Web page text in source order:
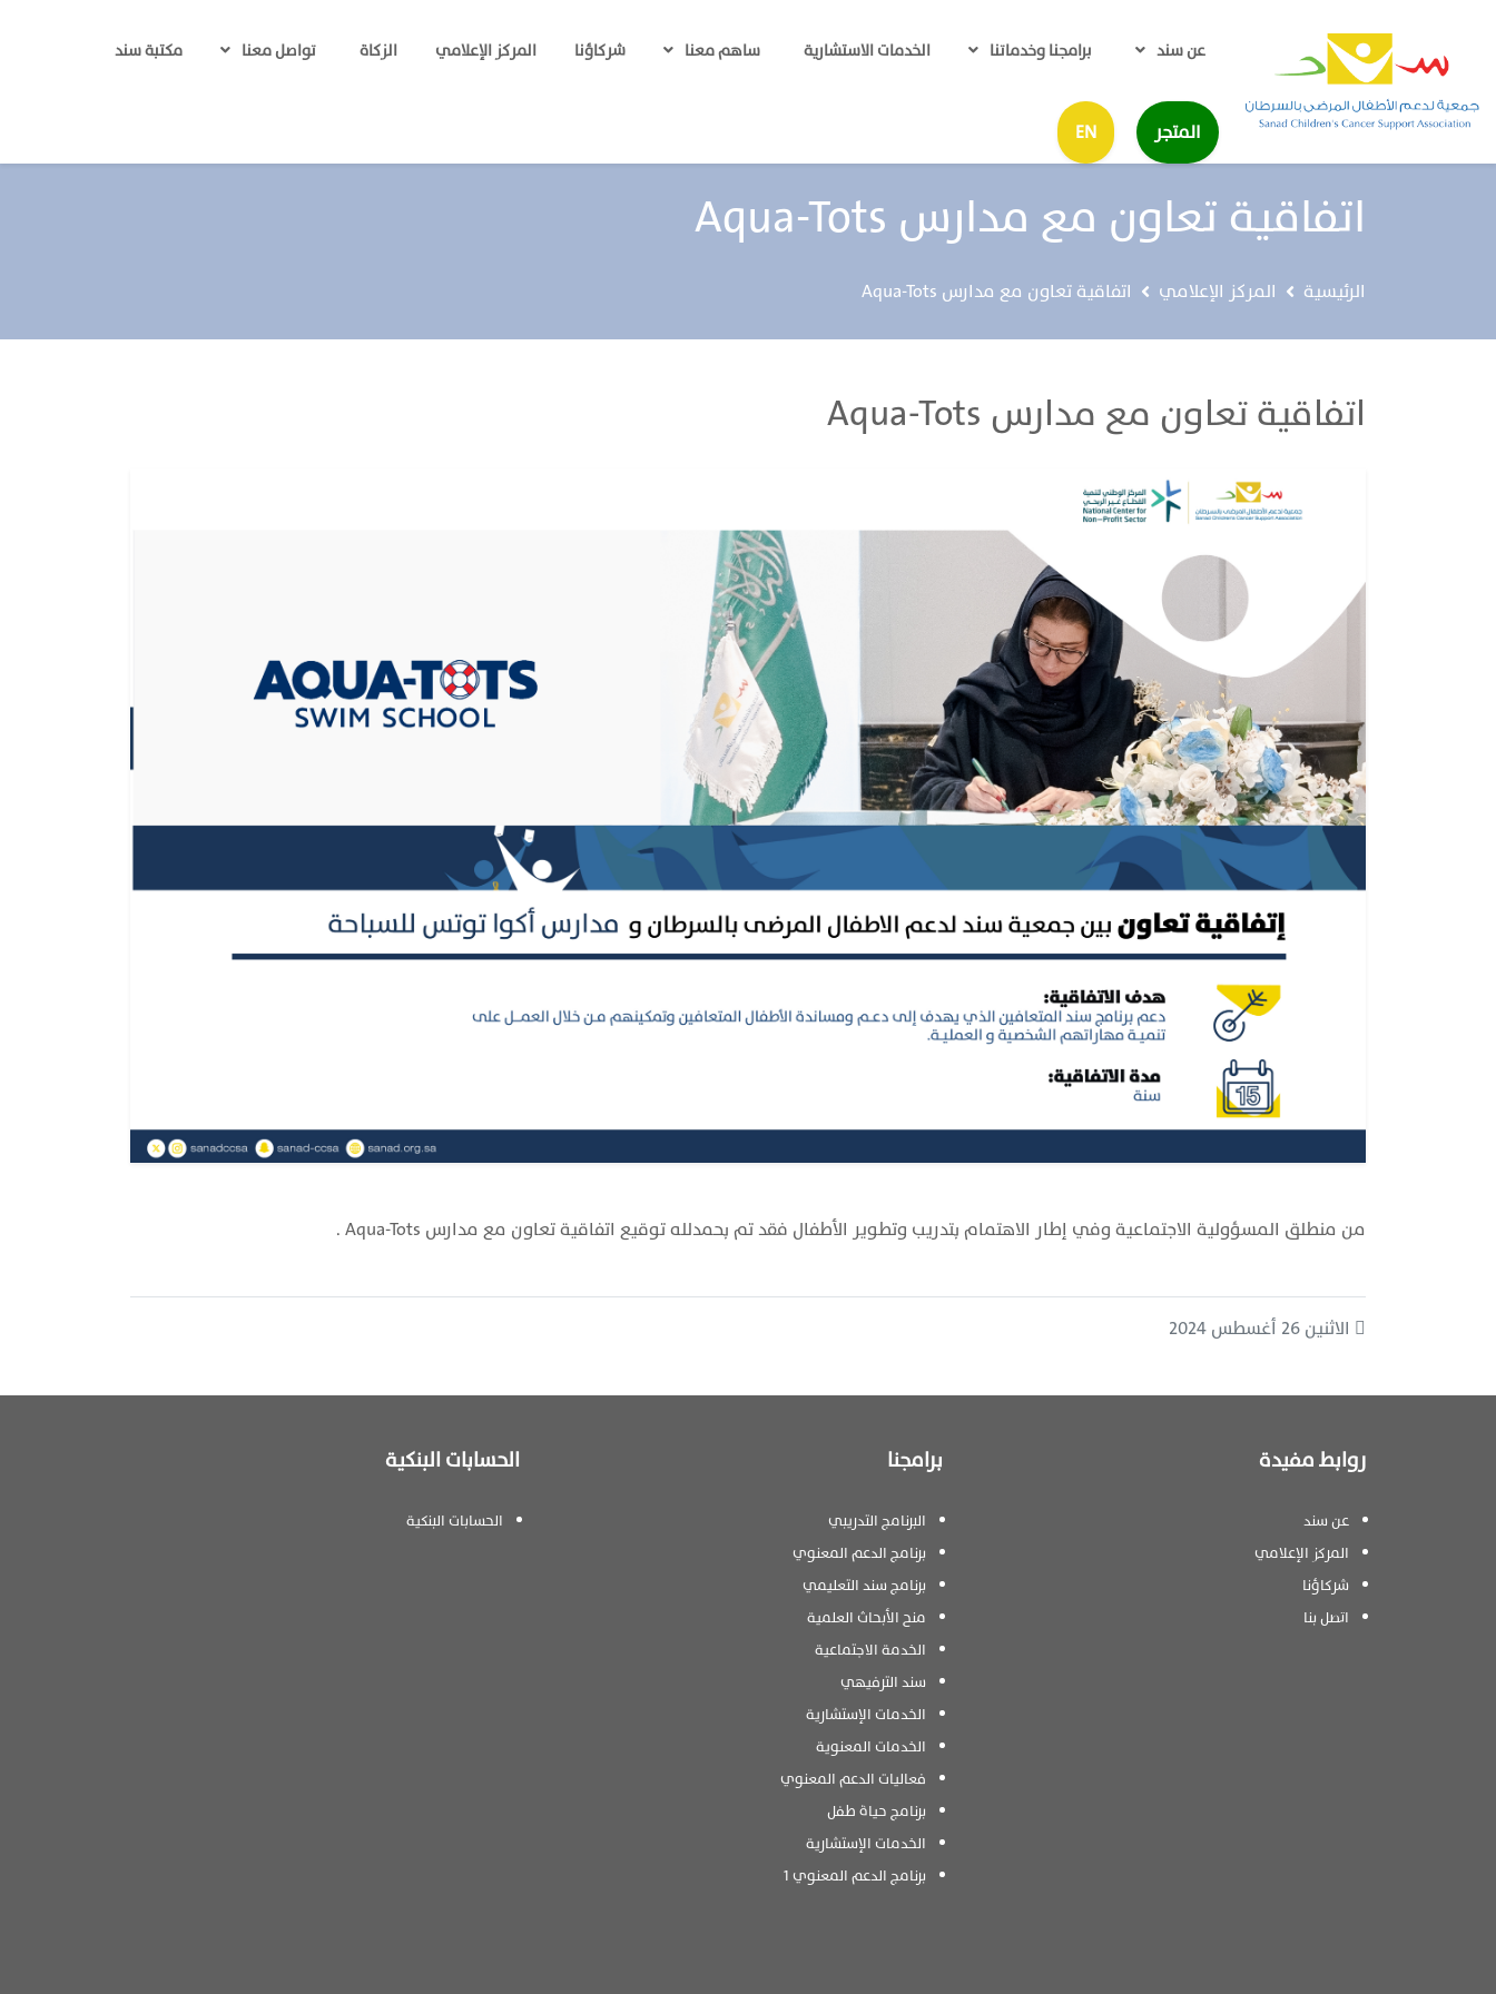
عن سند برامجنا وخدماتنا الخدمات الاستشارية ساهم معنا شركاؤنا المركز الإعلامي الزكاة تواصل معنا مكتبة سند
المتجر EN
اتفاقية تعاون مع مدارس Aqua-Tots
الرئيسية المركز الإعلامي اتفاقية تعاون مع مدارس Aqua-Tots
اتفاقية تعاون مع مدارس Aqua-Tots
من منطلق المسؤولية الاجتماعية وفي إطار الاهتمام بتدريب وتطوير الأطفال فقد تم بحمدلله توقيع اتفاقية تعاون مع مدارس Aqua-Tots .
الاثنين 26 أغسطس 2024
روابط مفيدة
عن سند
المركز الإعلامي
شركاؤنا
اتصل بنا
برامجنا
البرنامج التدريبي
برنامج الدعم المعنوي
برنامج سند التعليمي
منح الأبحاث العلمية
الخدمة الاجتماعية
سند الترفيهي
الخدمات الإستشارية
الخدمات المعنوية
فعاليات الدعم المعنوي
برنامج حياة طفل
الخدمات الإستشارية
برنامج الدعم المعنوي 1
الحسابات البنكية
الحسابات البنكية